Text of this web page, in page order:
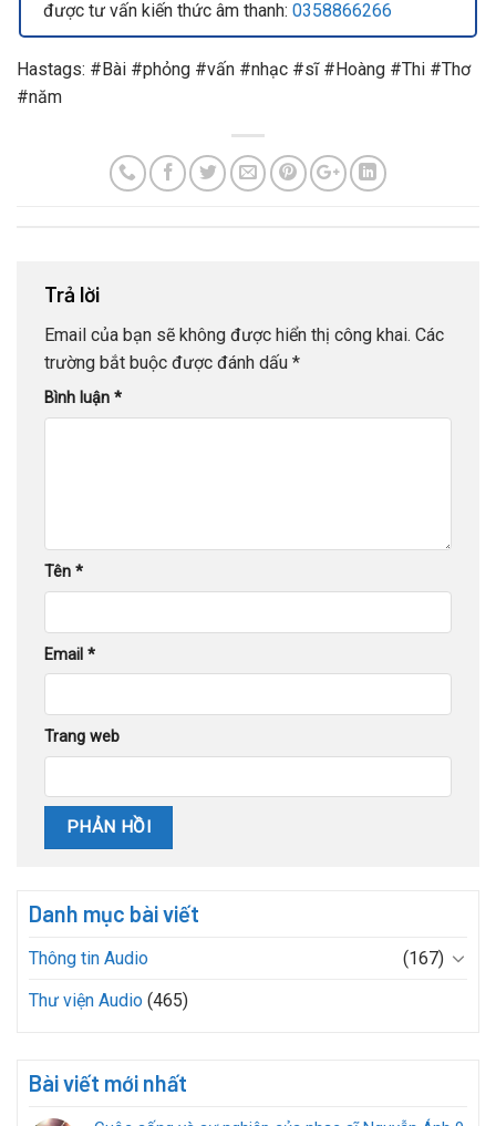
được tư vấn kiến thức âm thanh: 0358866266
Hastags: #Bài #phỏng #vấn #nhạc #sĩ #Hoàng #Thi #Thơ
#năm
Trả lời
Email của bạn sẽ không được hiển thị công khai. Các
trường bắt buộc được đánh dấu *
Bình luận *
Tên *
Email *
Trang web
Danh mục bài viết
Thông tin Audio
(167)
Thư viện Audio (465)
Bài viết mới nhất